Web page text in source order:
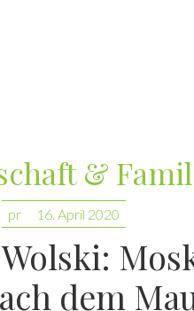
&
pr 16. April 2020
dem